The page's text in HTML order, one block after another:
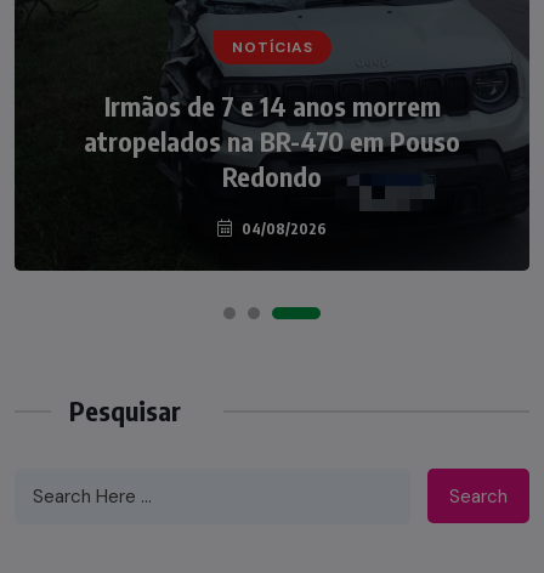
NOTÍCIAS
Irmãos de 7 e 14 anos morrem
atropelados na BR-470 em Pouso
Redondo
04/08/2026
NOTÍCIAS
Nádia Menegazzi leva o nome de Taió ao
palco do Programa Silvio Santos
07/08/2026
Pesquisar
Search